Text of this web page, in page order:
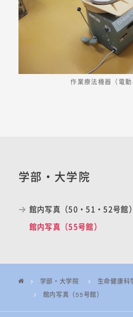
作業療法機器（電動
学部・大学院
館内写真（50・51・52号館）
館内写真（55号館）
学部・大学院 生命健康科
館内写真（55号館）